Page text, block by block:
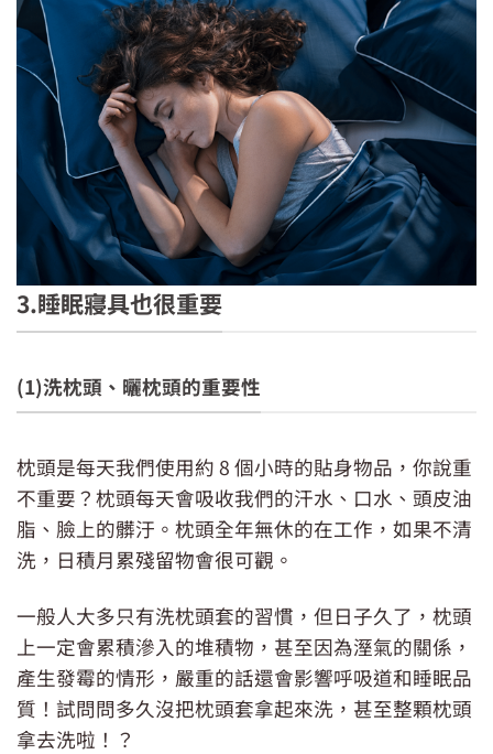
3.睡眠寢具也很重要
(1)洗枕頭、曬枕頭的重要性
枕頭是每天我們使用約 8 個小時的貼身物品，你說重
不重要？枕頭每天會吸收我們的汗水、口水、頭皮油
脂、臉上的髒汙。枕頭全年無休的在工作，如果不清
洗，日積月累殘留物會很可觀。
一般人大多只有洗枕頭套的習慣，但日子久了，枕頭
上一定會累積滲入的堆積物，甚至因為溼氣的關係，
產生發霉的情形，嚴重的話還會影響呼吸道和睡眠品
質！試問問多久沒把枕頭套拿起來洗，甚至整顆枕頭
拿去洗啦！？